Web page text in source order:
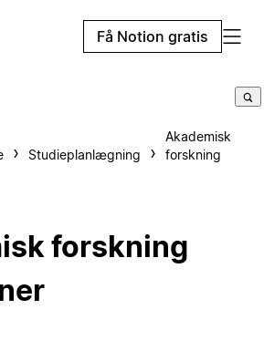
Få Notion gratis
Studieplanlægning
Akademisk
forskning
forskning